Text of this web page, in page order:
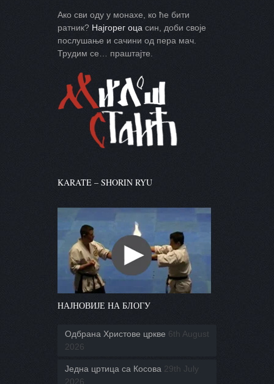
контактАко сви оду у монахе, ко ће бити
ратник? Најгорег оца син, доби своје
послушање и сачини од пера мач.
Трудим се… праштајте.
KARATE – SHORIN RYU
НАЈНОВИЈЕ НА БЛОГУ
Одбрана Христове цркве 6th August
2026
Једна цртица са Косова 29th July
2026